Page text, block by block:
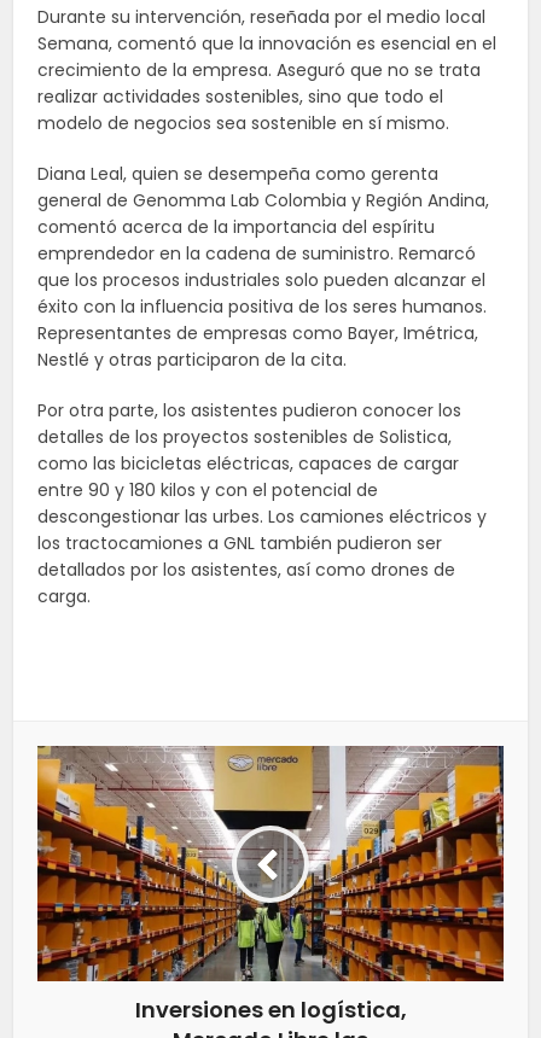
Durante su intervención, reseñada por el medio local
Semana, comentó que la innovación es esencial en el
crecimiento de la empresa. Aseguró que no se trata
realizar actividades sostenibles, sino que todo el
modelo de negocios sea sostenible en sí mismo.
Diana Leal, quien se desempeña como gerenta
general de Genomma Lab Colombia y Región Andina,
comentó acerca de la importancia del espíritu
emprendedor en la cadena de suministro. Remarcó
que los procesos industriales solo pueden alcanzar el
éxito con la influencia positiva de los seres humanos.
Representantes de empresas como Bayer, Imétrica,
Nestlé y otras participaron de la cita.
Por otra parte, los asistentes pudieron conocer los
detalles de los proyectos sostenibles de Solistica,
como las bicicletas eléctricas, capaces de cargar
entre 90 y 180 kilos y con el potencial de
descongestionar las urbes. Los camiones eléctricos y
los tractocamiones a GNL también pudieron ser
detallados por los asistentes, así como drones de
carga.
Inversiones en logística,